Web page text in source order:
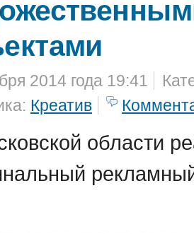
2014 года 19:41
Креатив
области